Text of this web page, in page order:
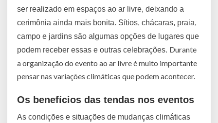
ser realizado em espaços ao ar livre, deixando a
cerimônia ainda mais bonita. Sítios, chácaras, praia,
campo e jardins são algumas opções de lugares que
podem receber essas e outras celebrações. Durante
a organização do evento ao ar livre é muito importante
pensar nas variações climáticas que podem acontecer.
Os benefícios das tendas nos eventos
As condições e situações de mudanças climáticas